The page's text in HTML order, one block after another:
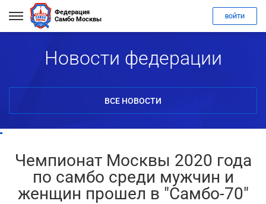
Федерация
Самбо Москвы
ВОЙТИ
Новости федерации
ВСЕ НОВОСТИ
Чемпионат Москвы 2020 года
по самбо среди мужчин и
женщин прошел в "Самбо-70"